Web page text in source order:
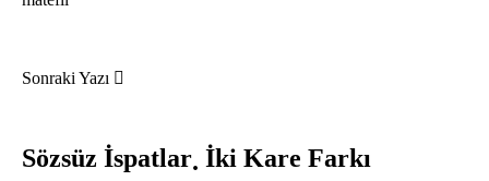
Sonraki Yazı
Sözsüz İspatlar İki Kare Farkı